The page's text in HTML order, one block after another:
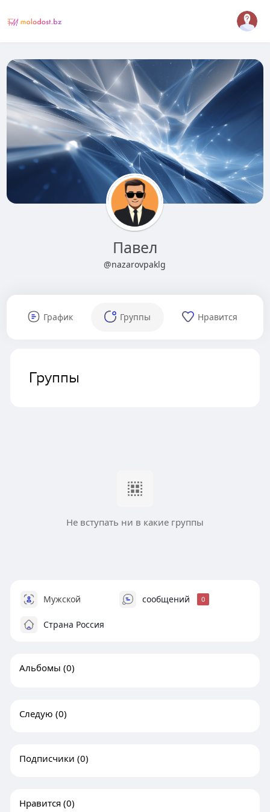
Павел
@nazarovpaklg
График Группы Нравится
Группы
Не вступать ни в какие группы
Мужской сообщений 0
Страна Россия
Альбомы (0)
Следую (0)
Подписчики (0)
Нравится (0)